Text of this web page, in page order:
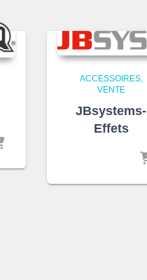
ACCESSOIRES
VENTE
JBsystems-
Effets